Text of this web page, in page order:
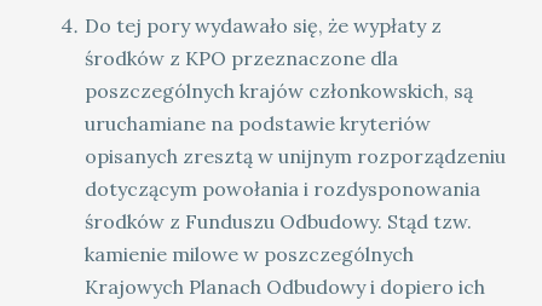
Do tej pory wydawało się, że wypłaty z
środków z KPO przeznaczone dla
poszczególnych krajów członkowskich, są
uruchamiane na podstawie kryteriów
opisanych zresztą w unijnym rozporządzeniu
dotyczącym powołania i rozdysponowania
środków z Funduszu Odbudowy. Stąd tzw.
kamienie milowe w poszczególnych
Krajowych Planach Odbudowy i dopiero ich